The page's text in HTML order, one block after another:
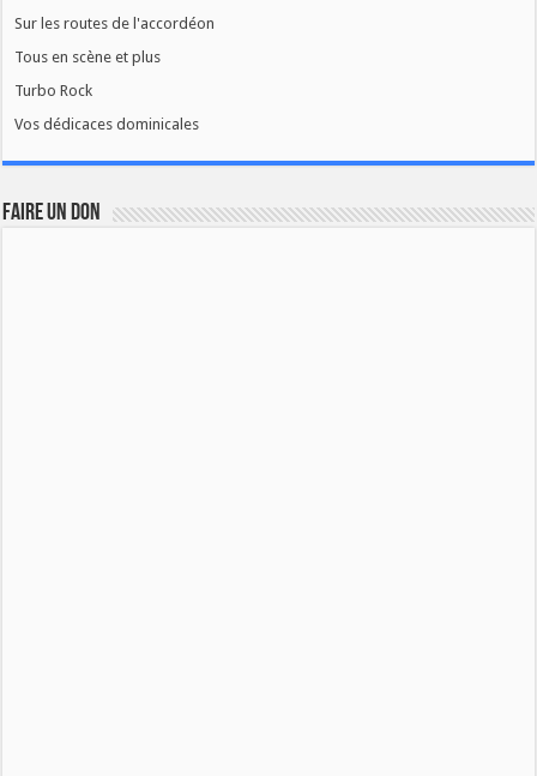
Sur les routes de l'accordéon
Tous en scène et plus
Turbo Rock
Vos dédicaces dominicales
FAIRE UN DON